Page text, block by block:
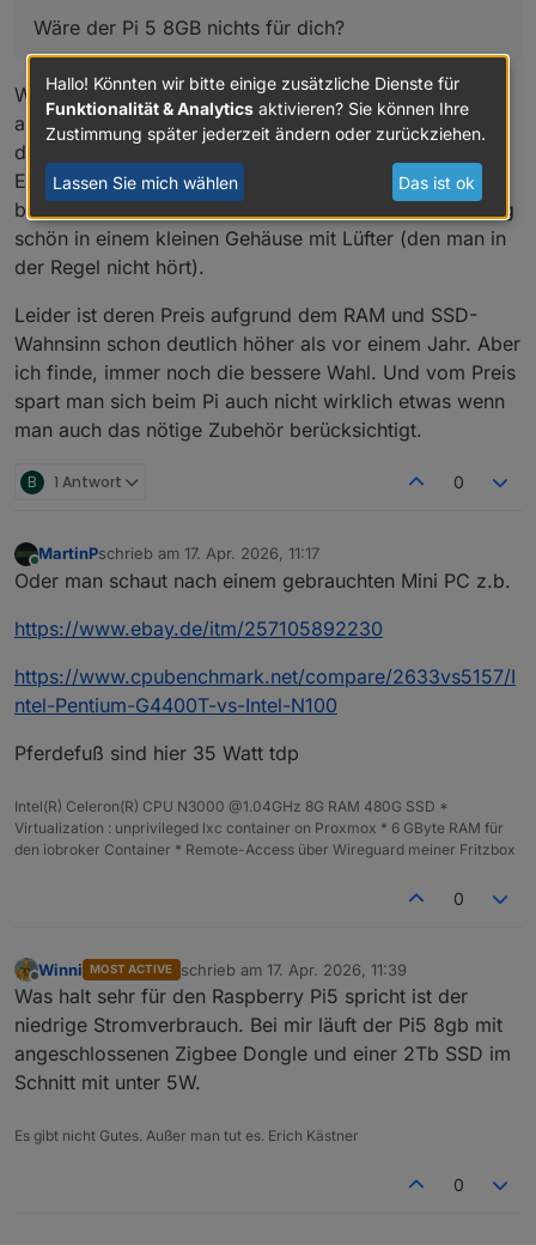
Wäre der Pi 5 8GB nichts für dich?
Würde ich nicht empfehlen. Ist immer noch langsamer
als ein n100 und hat nur 8 GB RAM. Dazu braucht man
dann noch ein Netzteil, ein Laufwerk und ein Gehäuse.
Ein Mini-PC mit einem n100 ist da flexibler, er läuft mit
bis zu 32 GB RAM (inoffiziell) und alles ist fix und fertig
schön in einem kleinen Gehäuse mit Lüfter (den man in
der Regel nicht hört).
Leider ist deren Preis aufgrund dem RAM und SSD-
Wahnsinn schon deutlich höher als vor einem Jahr. Aber
ich finde, immer noch die bessere Wahl. Und vom Preis
spart man sich beim Pi auch nicht wirklich etwas wenn
man auch das nötige Zubehör berücksichtigt.
B 1 Antwort 0
Online
MartinPschrieb am 17. Apr. 2026, 11:17
zuletzt editiert von
Oder man schaut nach einem gebrauchten Mini PC z.b.
https://www.ebay.de/itm/257105892230
https://www.cpubenchmark.net/compare/2633vs5157/I
ntel-Pentium-G4400T-vs-Intel-N100
Pferdefuß sind hier 35 Watt tdp
Intel(R) Celeron(R) CPU N3000 @1.04GHz 8G RAM 480G SSD *
Virtualization : unprivileged lxc container on Proxmox * 6 GByte RAM für
den iobroker Container * Remote-Access über Wireguard meiner Fritzbox
0
Offline
Winni MOST ACTIVE schrieb am 17. Apr. 2026, 11:39
zuletzt editiert von
Was halt sehr für den Raspberry Pi5 spricht ist der
niedrige Stromverbrauch. Bei mir läuft der Pi5 8gb mit
angeschlossenen Zigbee Dongle und einer 2Tb SSD im
Schnitt mit unter 5W.
Es gibt nicht Gutes. Außer man tut es. Erich Kästner
0
Hallo! Könnten wir bitte einige zusätzliche Dienste für
Funktionalität & Analytics aktivieren? Sie können Ihre
Zustimmung später jederzeit ändern oder zurückziehen.
Lassen Sie mich wählen Das ist ok